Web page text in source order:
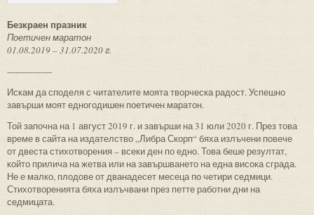
Безкраен празник
Поетичен маратон
01.08.2019 – 31.07.2020 г.
----------------
Искам да споделя с читателите моята творческа радост. Успешно
завърши моят едногодишен поетичен маратон.
Той започна на 1 август 2019 г. и завърши на 31 юли 2020 г. През това
време в сайта на издателство „Либра Скорп“ бяха излъчени повече
от двеста стихотворения – всеки ден по едно. Това беше резултат,
който прилича на жетва или на завършването на една висока сграда.
Не е малко, плодове от дванадесет месеца по четири седмици.
Стихотворенията бяха излъчвани през петте работни дни на
седмицата.